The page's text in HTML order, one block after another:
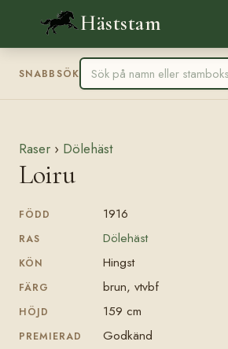
Häststam
SNABBSÖK
Raser › Dölehäst
Loiru
FÖDD 1916
RAS Dölehäst
KÖN Hingst
FÄRG brun, vtvbf
HÖJD 159 cm
PREMIERAD Godkänd